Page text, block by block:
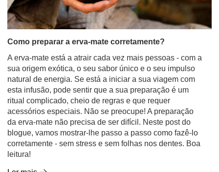
A erva-mate está a atrair cada vez mais pessoas - com a
sua origem exótica, o seu sabor único e o seu impulso
esta infusão, pode sentir que a sua preparação é um
ritual complicado, cheio de regras e que requer
acessórios especiais. Não se preocupe! A preparação
da erva-mate não precisa de ser difícil. Neste post do
blogue, vamos mostrar-lhe passo a passo como fazê-lo
corretamente - sem stress e sem folhas nos dentes. Boa
leitura!
Ler mais